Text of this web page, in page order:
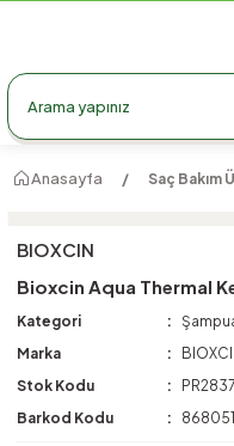
990 TL Üzeri Ücretsiz Kargo
Anasayfa Saç Bakım
BIOXCIN
Bioxcin Aqua Thermal
Kategori
Marka
Stok Kodu
Barkod Kodu